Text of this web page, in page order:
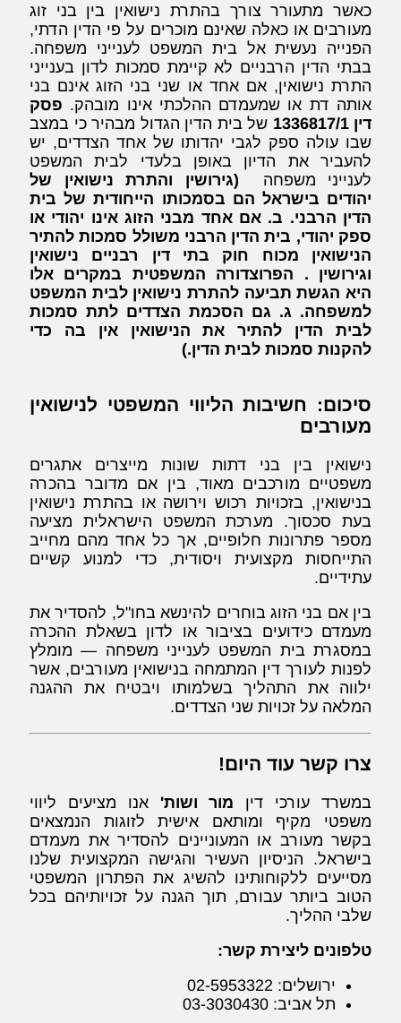
כאשר מתעורר צורך בהתרת נישואין בין בני זוג
מעורבים או כאלה שאינם מוכרים על פי הדין הדתי,
הפנייה נעשית אל בית המשפט לענייני משפחה.
בבתי הדין הרבניים לא קיימת סמכות לדון בענייני
התרת נישואין, אם אחד או שני בני הזוג אינם בני
אותה דת או שמעמדם ההלכתי אינו מובהק. פסק
דין 1336817/1
של בית הדין הגדול מבהיר כי במצב
שבו עולה ספק לגבי יהדותו של אחד הצדדים, יש
להעביר את הדיון באופן בלעדי לבית המשפט
לענייני משפחה (גירושין והתרת נישואין של
יהודים בישראל הם בסמכותו הייחודית של בית
הדין הרבני. ב. אם אחד מבני הזוג אינו יהודי או
ספק יהודי, בית הדין הרבני משולל סמכות להתיר
הנישואין מכוח חוק בתי דין רבניים נישואין
וגירושין . הפרוצדורה המשפטית במקרים אלו
היא הגשת תביעה להתרת נישואין לבית המשפט
למשפחה. ג. גם הסכמת הצדדים לתת סמכות
לבית הדין להתיר את הנישואין אין בה כדי
להקנות סמכות לבית הדין.)
סיכום: חשיבות הליווי המשפטי לנישואין
מעורבים
נישואין בין בני דתות שונות מייצרים אתגרים
משפטיים מורכבים מאוד, בין אם מדובר בהכרה
בנישואין, בזכויות רכוש וירושה או בהתרת נישואין
בעת סכסוך. מערכת המשפט הישראלית מציעה
מספר פתרונות חלופיים, אך כל אחד מהם מחייב
התייחסות מקצועית ויסודית, כדי למנוע קשיים
עתידיים.
בין אם בני הזוג בוחרים להינשא בחו"ל, להסדיר את
מעמדם כידועים בציבור או לדון בשאלת ההכרה
במסגרת בית המשפט לענייני משפחה — מומלץ
לפנות לעורך דין המתמחה בנישואין מעורבים, אשר
ילווה את התהליך בשלמותו ויבטיח את ההגנה
המלאה על זכויות שני הצדדים.
צרו קשר עוד היום!
במשרד עורכי דין מור ושות' אנו מציעים ליווי
משפטי מקיף ומותאם אישית לזוגות הנמצאים
בקשר מעורב או המעוניינים להסדיר את מעמדם
בישראל. הניסיון העשיר והגישה המקצועית שלנו
מסייעים ללקוחותינו להשיג את הפתרון המשפטי
הטוב ביותר עבורם, תוך הגנה על זכויותיהם בכל
שלבי ההליך.
טלפונים ליצירת קשר:
ירושלים: 02-5953322
תל אביב: 03-3030430